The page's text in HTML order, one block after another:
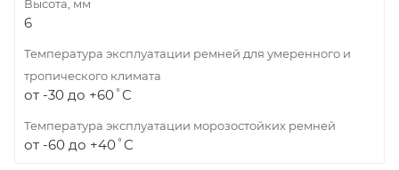
Высота, мм
6
Температура эксплуатации ремней для умеренного и
тропического климата
от -30 до +60˚C
Температура эксплуатации морозостойких ремней
от -60 до +40˚C